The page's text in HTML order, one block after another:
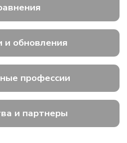
и обновления
профессии
и партнеры